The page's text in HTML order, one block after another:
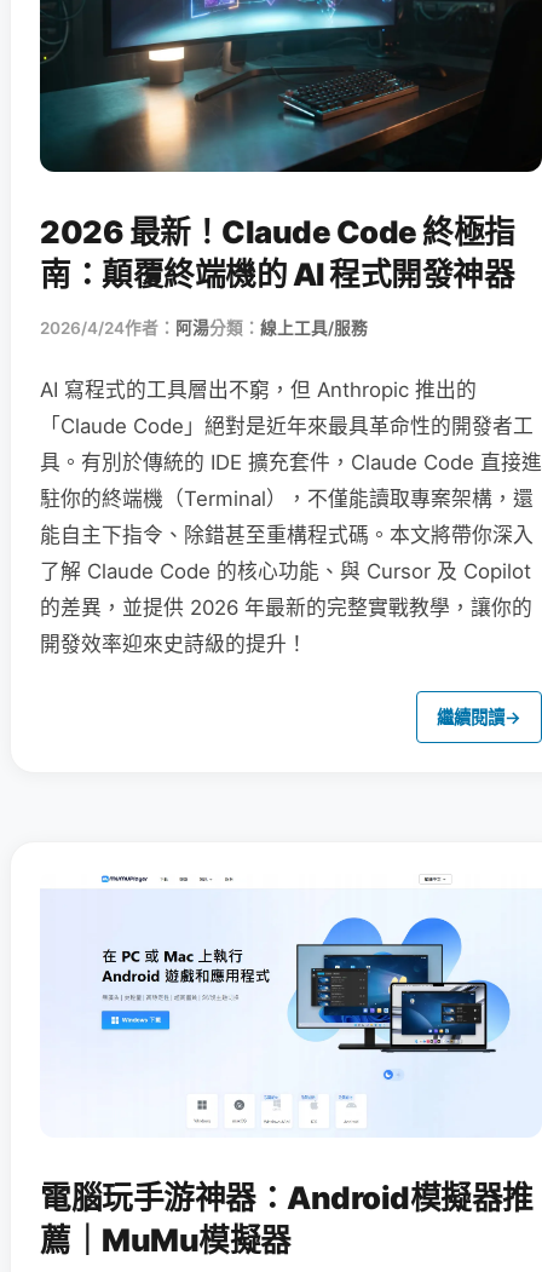
2026 最新！Claude Code 終極指
南：顛覆終端機的 AI 程式開發神器
2026/4/24作者： 阿湯分類： 線上工具/服務
AI 寫程式的工具層出不窮，但 Anthropic 推出的
「Claude Code」絕對是近年來最具革命性的開發者工
具。有別於傳統的 IDE 擴充套件，Claude Code 直接進
駐你的終端機（Terminal），不僅能讀取專案架構，還
能自主下指令、除錯甚至重構程式碼。本文將帶你深入
了解 Claude Code 的核心功能、與 Cursor 及 Copilot
的差異，並提供 2026 年最新的完整實戰教學，讓你的
開發效率迎來史詩級的提升！
繼續閱讀→
電腦玩手游神器：Android模擬器推
薦｜MuMu模擬器